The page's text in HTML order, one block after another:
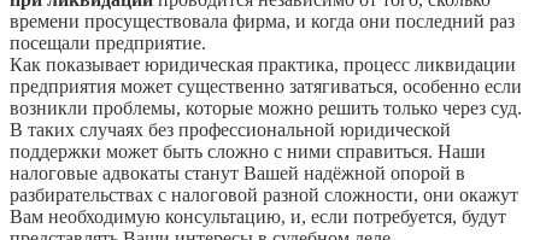
времени просуществовала фирма, и когда они последний раз
посещали предприятие.
Как показывает юридическая практика, процесс ликвидации
предприятия может существенно затягиваться, особенно если
возникли проблемы, которые можно решить только через суд.
В таких случаях без профессиональной юридической
поддержки может быть сложно с ними справиться. Наши
налоговые адвокаты станут Вашей надёжной опорой в
разбирательствах с налоговой разной сложности, они окажут
Вам необходимую консультацию, и, если потребуется, будут